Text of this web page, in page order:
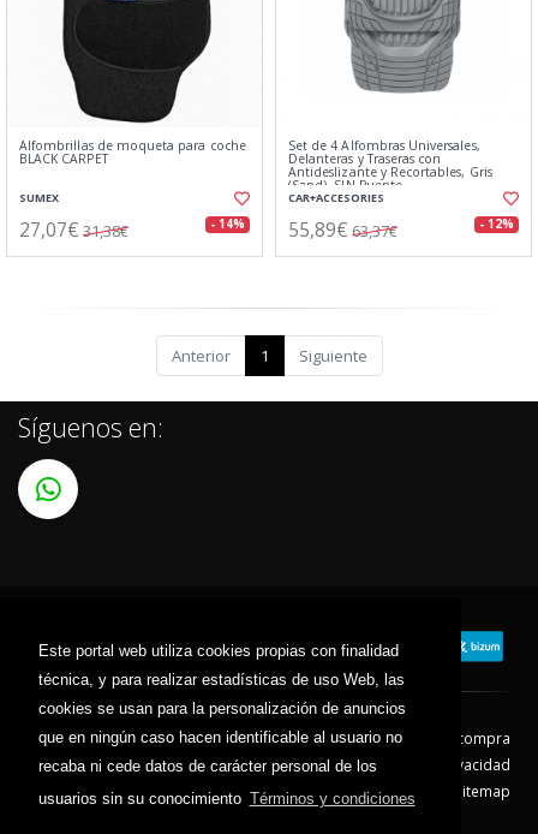
Este portal web utiliza cookies propias con finalidad
técnica, y para realizar estadísticas de uso Web, las
cookies se usan para la personalización de anuncios
que en ningún caso hacen identificable al usuario no
recaba ni cede datos de carácter personal de los
usuarios sin su conocimiento Términos y condiciones
Alfombrillas de moqueta para coche
BLACK CARPET
SUMEX
27,07€ 31,38€ - 14%
Set de 4 Alfombras Universales,
Delanteras y Traseras con
Antideslizante y Recortables, Gris
(Sand), SIN Puente
CAR+ACCESORIES
55,89€ 63,37€ - 12%
Anterior 1 Siguiente
Síguenos en:
Contacto Aviso Legal
Condiciones de compra
Política de envíos
Política de devolución
Política de Privacidad
Política de Cookies
Sitemap